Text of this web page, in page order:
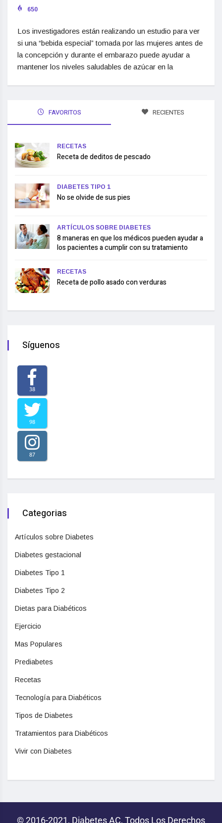
650
Los investigadores están realizando un estudio para ver
si una “bebida especial” tomada por las mujeres antes de
la concepción y durante el embarazo puede ayudar a
mantener los niveles saludables de azúcar en la
FAVORITOS RECIENTES
RECETAS
Receta de deditos de pescado
DIABETES TIPO 1
No se olvide de sus pies
ARTÍCULOS SOBRE DIABETES
8 maneras en que los médicos pueden ayudar a
los pacientes a cumplir con su tratamiento
RECETAS
Receta de pollo asado con verduras
Síguenos
38
98
87
Categorias
Artículos sobre Diabetes
Diabetes gestacional
Diabetes Tipo 1
Diabetes Tipo 2
Dietas para Diabéticos
Ejercicio
Mas Populares
Prediabetes
Recetas
Tecnología para Diabéticos
Tipos de Diabetes
Tratamientos para Diabéticos
Vivir con Diabetes
© 2016-2021, Diabetes AC, Todos Los Derechos